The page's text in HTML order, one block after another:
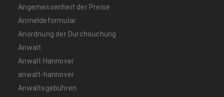
Angemessenheit der Preise
Anmeldeformular
Anordnung der Durchsuchung
Anwalt
Anwalt Hannover
anwalt-hannover
Anwaltsgebühren